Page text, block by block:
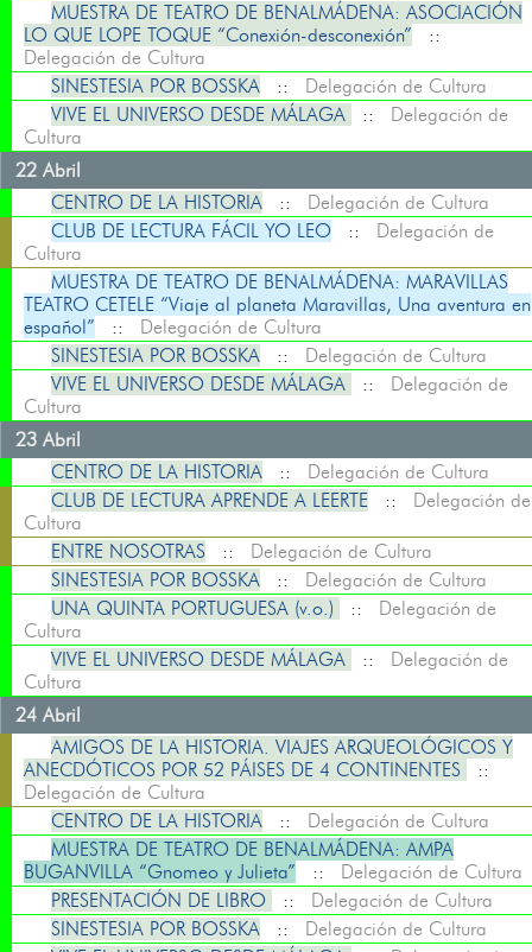
MUESTRA DE TEATRO DE BENALMÁDENA: ASOCIACIÓN
LO QUE LOPE TOQUE “Conexión-desconexión” ::
Delegación de Cultura
SINESTESIA POR BOSSKA :: Delegación de Cultura
VIVE EL UNIVERSO DESDE MÁLAGA
:: Delegación de
Cultura
22 Abril
CENTRO DE LA HISTORIA :: Delegación de Cultura
CLUB DE LECTURA FÁCIL YO LEO :: Delegación de
Cultura
MUESTRA DE TEATRO DE BENALMÁDENA: MARAVILLAS
TEATRO CETELE “Viaje al planeta Maravillas, Una aventura en
español” :: Delegación de Cultura
SINESTESIA POR BOSSKA :: Delegación de Cultura
VIVE EL UNIVERSO DESDE MÁLAGA
:: Delegación de
Cultura
23 Abril
CENTRO DE LA HISTORIA :: Delegación de Cultura
CLUB DE LECTURA APRENDE A LEERTE :: Delegación de
Cultura
ENTRE NOSOTRAS :: Delegación de Cultura
SINESTESIA POR BOSSKA :: Delegación de Cultura
UNA QUINTA PORTUGUESA (v.o.)
:: Delegación de
Cultura
VIVE EL UNIVERSO DESDE MÁLAGA
:: Delegación de
Cultura
24 Abril
AMIGOS DE LA HISTORIA. VIAJES ARQUEOLÓGICOS Y
ANECDÓTICOS POR 52 PÁISES DE 4 CONTINENTES
::
Delegación de Cultura
CENTRO DE LA HISTORIA :: Delegación de Cultura
MUESTRA DE TEATRO DE BENALMÁDENA: AMPA
BUGANVILLA “Gnomeo y Julieta” :: Delegación de Cultura
PRESENTACIÓN DE LIBRO
:: Delegación de Cultura
SINESTESIA POR BOSSKA :: Delegación de Cultura